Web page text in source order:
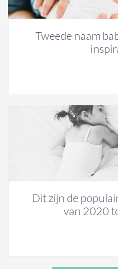
Tweede naam
Dit zijn de
van 2020